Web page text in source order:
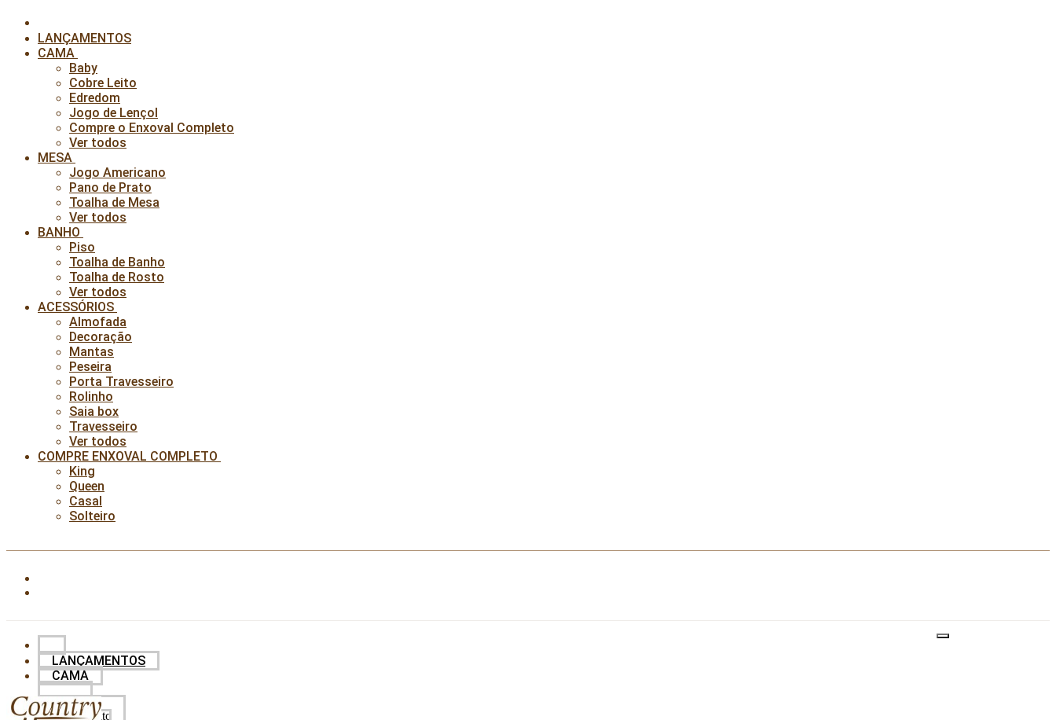
LANÇAMENTOS
CAMA
Baby
Cobre Leito
Edredom
Jogo de Lençol
Compre o Enxoval Completo
Ver todos
MESA
Jogo Americano
Pano de Prato
Toalha de Mesa
Ver todos
BANHO
Piso
Toalha de Banho
Toalha de Rosto
Ver todos
ACESSÓRIOS
Almofada
Decoração
Mantas
Peseira
Porta Travesseiro
Rolinho
Saia box
Travesseiro
Ver todos
COMPRE ENXOVAL COMPLETO
King
Queen
Casal
Solteiro
LANÇAMENTOS
CAMA
Baby
Cobre Leito